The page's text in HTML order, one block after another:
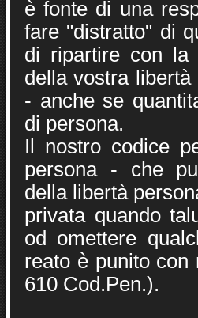
è fonte di una
fare "distratto" di
di ripartire con la
della vostra
- anche se
di persona.
Il nostro codice
persona - che
della libertà
privata quando
od omettere
reato è punito
610 Cod.Pen.).